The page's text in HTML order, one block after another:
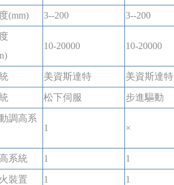
(mm) 3--200 3--200
10-20000 10-20000
美資斯達特 美資斯達特
松下伺服 步進驅動
調高系
1 ×
系統 1 1
裝置 1 1